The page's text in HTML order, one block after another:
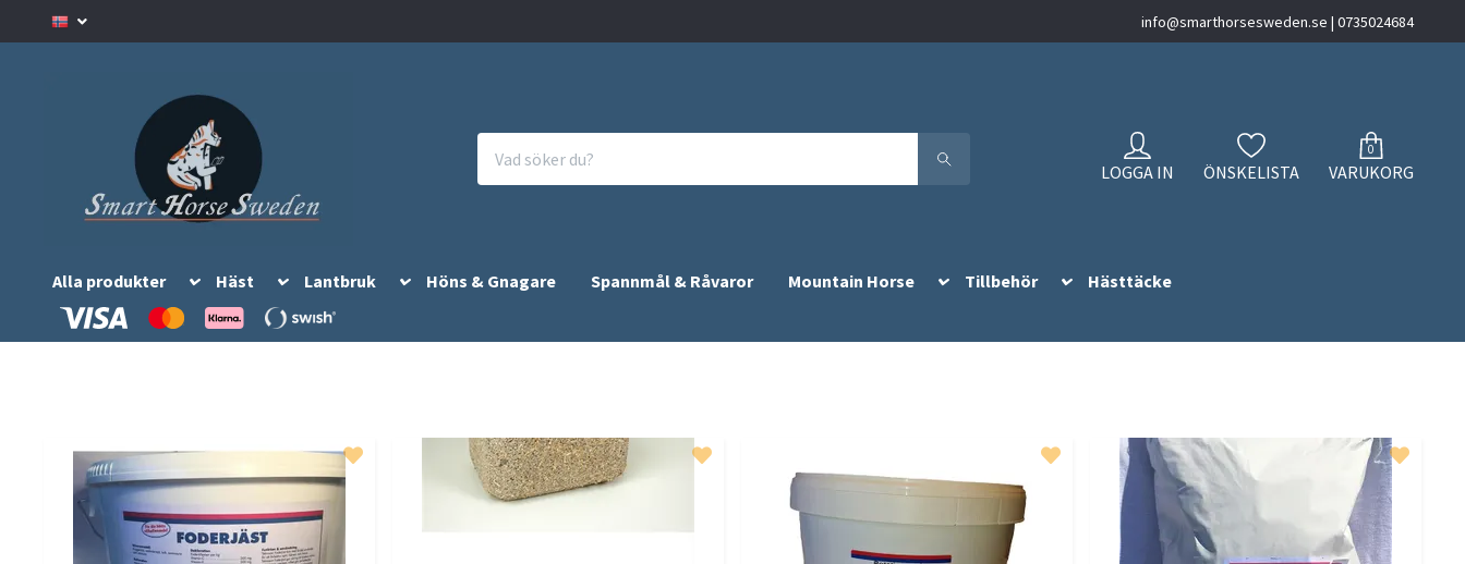
info@smarthorsesweden.se | 0735024684
LOGGA IN ÖNSKELISTA
0
VARUKORG
Alla produkter Häst Lantbruk Höns & Gnagare Spannmål & Råvaror Mountain Horse Tillbehör Hästtäcke